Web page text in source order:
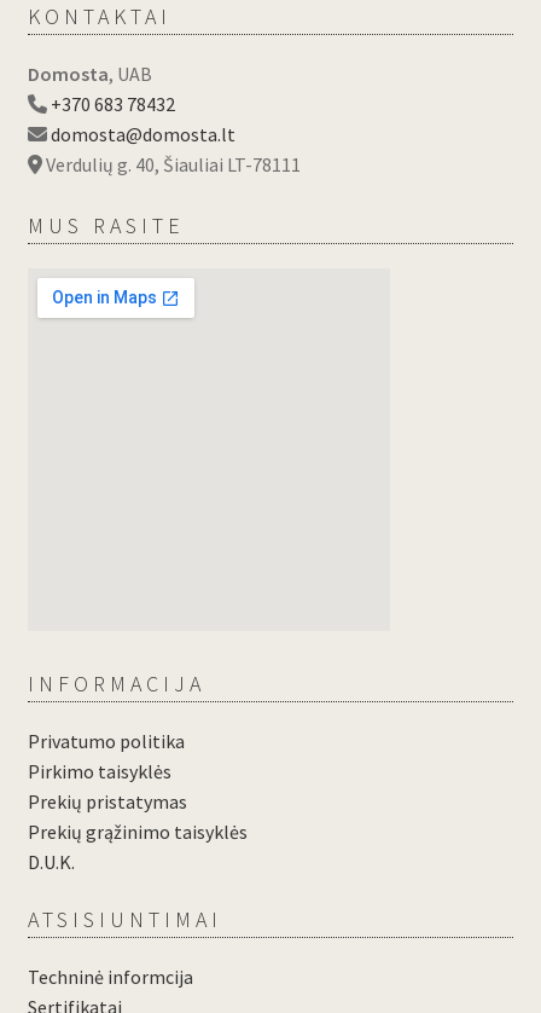
KONTAKTAI
Domosta, UAB
+370 683 78432
domosta@domosta.lt
Verdulių g. 40, Šiauliai LT-78111
MUS RASITE
INFORMACIJA
Privatumo politika
Pirkimo taisyklės
Prekių pristatymas
Prekių grąžinimo taisyklės
D.U.K.
ATSISIUNTIMAI
Techninė informcija
Sertifikatai